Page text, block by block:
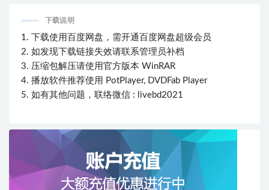
下载说明
1. 下载使用百度网盘，需开通百度网盘超级会员
2. 如发现下载链接失效请联系管理员补档
3. 压缩包解压请使用官方版本 WinRAR
4. 播放软件推荐使用 PotPlayer, DVDFab Player
5. 如有其他问题，联络微信 : livebd2021